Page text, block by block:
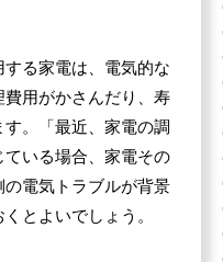
る家電は、電気的な
用がかさんだり、寿
。「最近、家電の調
いる場合、家電その
電気トラブルが背景
とよいでしょう。